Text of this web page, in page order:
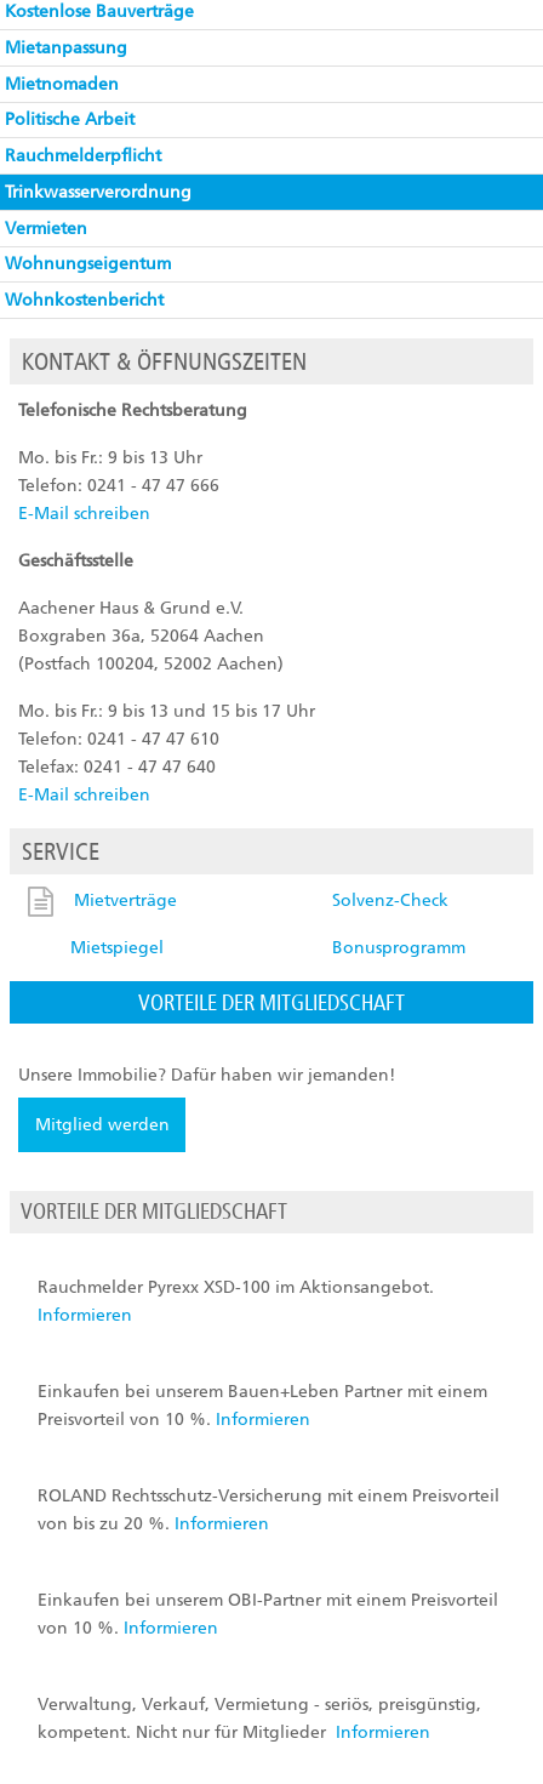
Kostenlose Bauverträge
Mietanpassung
Mietnomaden
Politische Arbeit
Rauchmelderpflicht
Trinkwasserverordnung
Vermieten
Wohnungseigentum
Wohnkostenbericht
KONTAKT & ÖFFNUNGSZEITEN
Telefonische Rechtsberatung
Mo. bis Fr.: 9 bis 13 Uhr
Telefon: 0241 - 47 47 666
E-Mail schreiben
Geschäftsstelle
Aachener Haus & Grund e.V.
Boxgraben 36a, 52064 Aachen
(Postfach 100204, 52002 Aachen)
Mo. bis Fr.: 9 bis 13 und 15 bis 17 Uhr
Telefon: 0241 - 47 47 610
Telefax: 0241 - 47 47 640
E-Mail schreiben
SERVICE
Mietverträge Solvenz-Check
Mietspiegel Bonusprogramm
VORTEILE DER MITGLIEDSCHAFT
Unsere Immobilie? Dafür haben wir jemanden!
Mitglied werden
VORTEILE DER MITGLIEDSCHAFT
Rauchmelder Pyrexx XSD-100 im Aktionsangebot.
Informieren
Einkaufen bei unserem Bauen+Leben Partner mit einem
Preisvorteil von 10 %. Informieren
ROLAND Rechtsschutz-Versicherung mit einem Preisvorteil
von bis zu 20 %. Informieren
Einkaufen bei unserem OBI-Partner mit einem Preisvorteil
von 10 %. Informieren
Verwaltung, Verkauf, Vermietung - seriös, preisgünstig,
kompetent. Nicht nur für Mitglieder Informieren